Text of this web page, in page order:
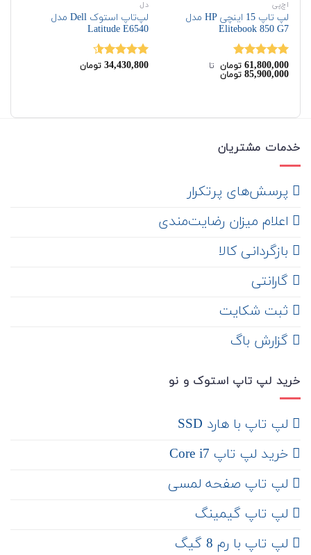
اچ‌پی
لپ تاپ 15 اینچی HP مدل
Elitebook 850 G7
نمره5.00
از 5
61,800,000 تومان‌ تا ‌
85,900,000 تومان
دل
لپ‌تاپ استوک Dell مدل
Latitude E6540
نمره4.50
34,430,800 تومان
خدمات مشتریان
‌ پرسش‌های پرتکرار
اعلام میزان رضایت‌مندی
‌ بازگردانی کالا
گارانتی
ثبت شکایت
‌ گزارش باگ
خرید لپ تاپ استوک و نو
لپ تاپ با هارد SSD
خرید لپ تاپ Core i7
لپ تاپ صفحه لمسی
لپ تاپ گیمینگ
لپ تاپ با رم 8 گیگ